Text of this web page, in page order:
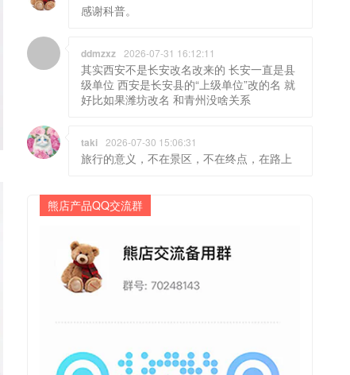
感谢科普。
ddmzxz 2026-07-31 16:12:11
其实西安不是长安改名改来的 长安一直是县
级单位 西安是长安县的“上级单位”改的名 就
好比如果潍坊改名 和青州没啥关系
taki 2026-07-30 15:06:31
旅行的意义，不在景区，不在终点，在路上
熊店产品QQ交流群